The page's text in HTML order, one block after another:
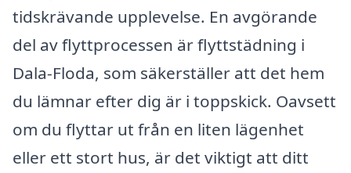
tidskrävande upplevelse. En avgörande
del av flyttprocessen är flyttstädning i
Dala-Floda, som säkerställer att det hem
du lämnar efter dig är i toppskick. Oavsett
om du flyttar ut från en liten lägenhet
eller ett stort hus, är det viktigt att ditt